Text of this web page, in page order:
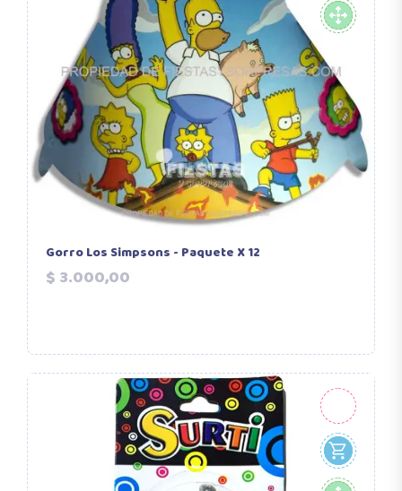
Gorro Los Simpsons - Paquete X 12
$ 3.000,00